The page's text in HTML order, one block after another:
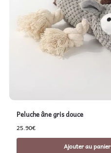
Peluche âne gris douce
25.90€
Ajouter au panier